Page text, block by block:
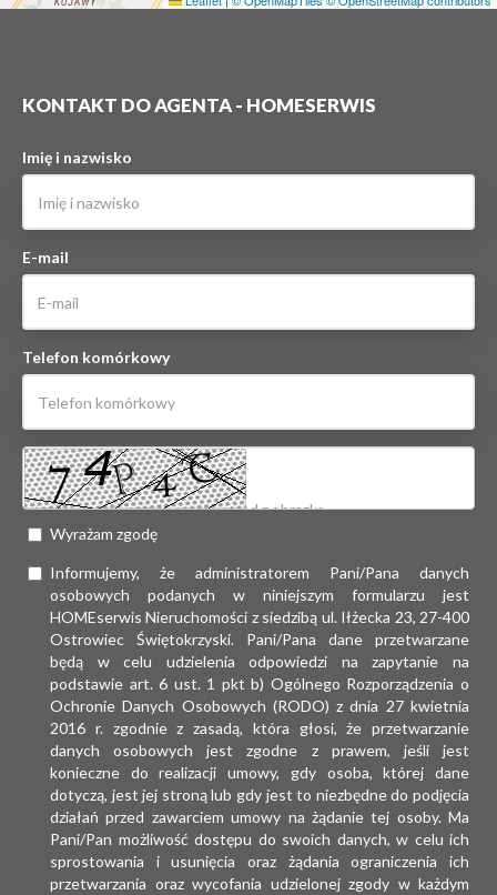
KONTAKT DO AGENTA - HOMESERWIS
Imię i nazwisko
E-mail
Telefon komórkowy
Wyrażam zgodę
Informujemy, że administratorem Pani/Pana danych
osobowych podanych w niniejszym formularzu jest
HOMEserwis Nieruchomości z siedzibą ul. Iłżecka 23, 27-400
Ostrowiec Świętokrzyski. Pani/Pana dane przetwarzane
będą w celu udzielenia odpowiedzi na zapytanie na
podstawie art. 6 ust. 1 pkt b) Ogólnego Rozporządzenia o
Ochronie Danych Osobowych (RODO) z dnia 27 kwietnia
2016 r. zgodnie z zasadą, która głosi, że przetwarzanie
danych osobowych jest zgodne z prawem, jeśli jest
konieczne do realizacji umowy, gdy osoba, której dane
dotyczą, jest jej stroną lub gdy jest to niezbędne do podjęcia
działań przed zawarciem umowy na żądanie tej osoby. Ma
Pani/Pan możliwość dostępu do swoich danych, w celu ich
sprostowania i usunięcia oraz żądania ograniczenia ich
przetwarzania oraz wycofania udzielonej zgody w każdym